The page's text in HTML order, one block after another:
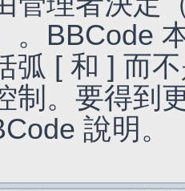
。BBCode
弧 [ 和 ] 而
制。要得到
說明。